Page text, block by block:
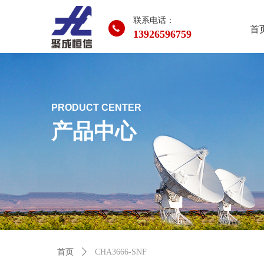
首
끅
联系电话：
13926596759
PRODUCT CENTER
产品中心
首页 ꄲ CHA3666-SNF